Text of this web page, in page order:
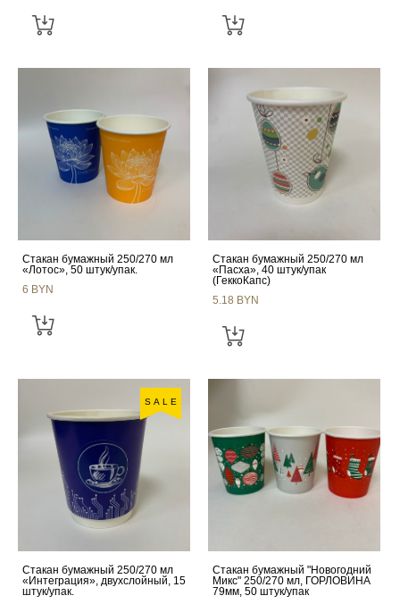
Стакан бумажный 250/270 мл
«Лотос», 50 штук/упак.
6 BYN
Стакан бумажный 250/270 мл
«Пасха», 40 штук/упак
(ГеккоКапс)
5.18 BYN
SALE
Стакан бумажный 250/270 мл
«Интеграция», двухслойный, 15
штук/упак.
Стакан бумажный "Новогодний
Микс" 250/270 мл, ГОРЛОВИНА
79мм, 50 штук/упак